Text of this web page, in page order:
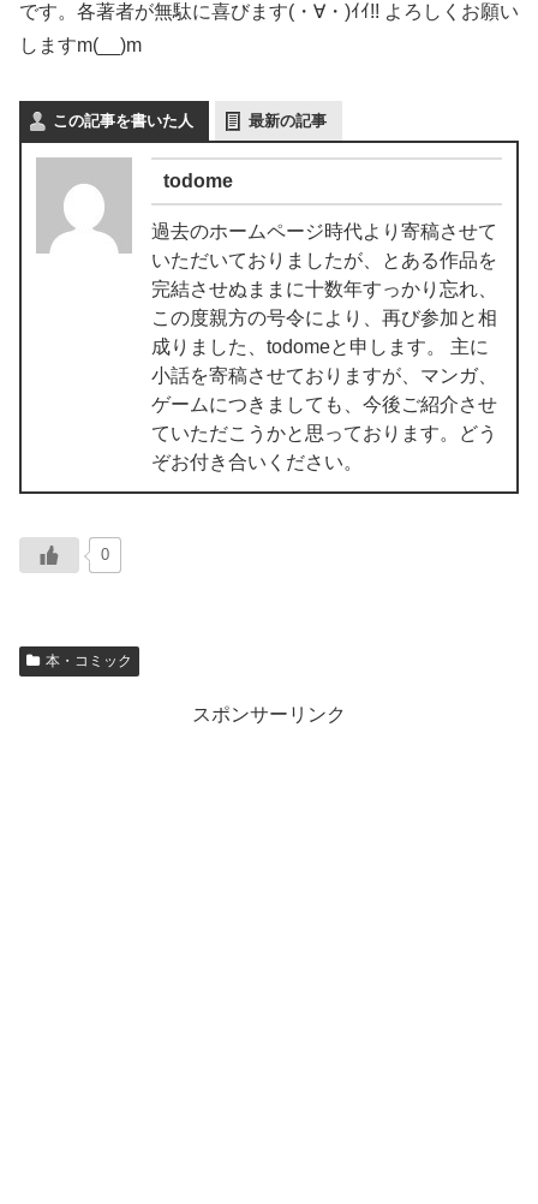
です。各著者が無駄に喜びます(・∀・)ｲｲ!! よろしくお願い
しますm(__)m
この記事を書いた人 最新の記事
todome
過去のホームページ時代より寄稿させて
いただいておりましたが、とある作品を
完結させぬままに十数年すっかり忘れ、
この度親方の号令により、再び参加と相
成りました、todomeと申します。 主に
小話を寄稿させておりますが、マンガ、
ゲームにつきましても、今後ご紹介させ
ていただこうかと思っております。どう
ぞお付き合いください。
0
本・コミック
スポンサーリンク